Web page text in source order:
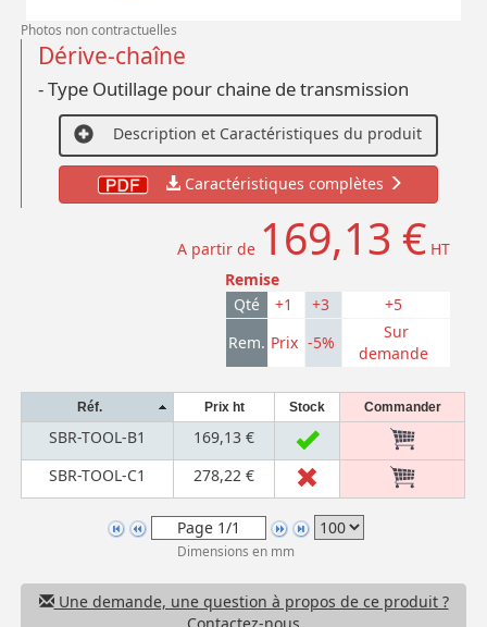
Photos non contractuelles
Dérive-chaîne
- Type Outillage pour chaine de transmission
Description et Caractéristiques du produit
Caractéristiques complètes
A partir de 169,13 € HT
Remise
Qté
+1 +3
+5
Rem. Prix -5%
Sur
demande
Réf. Prix ht Stock Commander
SBR-TOOL-B1
169,13 €
SBR-TOOL-C1
278,22 €
Dimensions en mm
Une demande, une question à propos de ce produit ?